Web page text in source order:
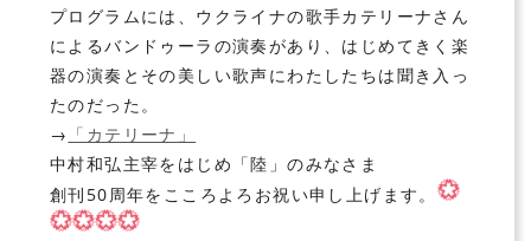
プログラムには、 ウクライナの歌手カテリーナさん
によるバンドゥーラの演奏があり、はじめてきく楽
器の演奏とその美しい歌声にわたしたちは聞き入っ
たのだった。
→ 「カテリーナ」
中村和弘 主宰をはじめ 「陸」のみなさま
創刊50周年をこころよろお祝い申し上げます。